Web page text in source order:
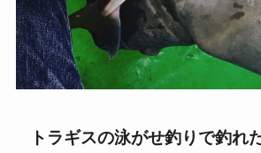
トラギスの泳がせ釣りで釣れ